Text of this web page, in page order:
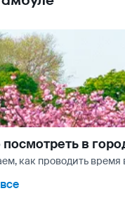
в
как проводить